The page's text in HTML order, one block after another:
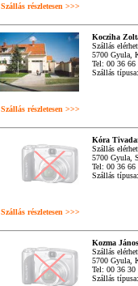
Szállás részletesen >>>
Kocziha
Szállás
5700 Gyula,
Tel: 00 36 66
Szállás
Szállás részletesen >>>
Kóra
Szállás
5700 Gyula,
Tel: 00 36 66
Szállás
Szállás részletesen >>>
Kozma
Szállás
5700 Gyula,
Tel: 00 36 30
Szállás